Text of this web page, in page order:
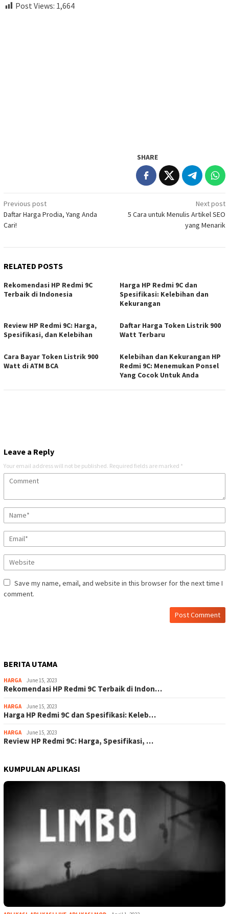
Post Views: 1,664
SHARE
Post
navigation
Previous post
Daftar Harga Prodia, Yang Anda
Cari!
Next post
5 Cara untuk Menulis Artikel SEO
yang Menarik
RELATED POSTS
Rekomendasi HP Redmi 9C
Terbaik di Indonesia
Harga HP Redmi 9C dan
Spesifikasi: Kelebihan dan
Kekurangan
Review HP Redmi 9C: Harga,
Spesifikasi, dan Kelebihan
Daftar Harga Token Listrik 900
Watt Terbaru
Cara Bayar Token Listrik 900
Watt di ATM BCA
Kelebihan dan Kekurangan HP
Redmi 9C: Menemukan Ponsel
Yang Cocok Untuk Anda
Leave a Reply
Your email address will not be published. Required fields are marked *
Save my name, email, and website in this browser for the next time I
comment.
BERITA UTAMA
HARGA June 15, 2023
Rekomendasi HP Redmi 9C Terbaik di Indon…
HARGA June 15, 2023
Harga HP Redmi 9C dan Spesifikasi: Keleb…
HARGA June 15, 2023
Review HP Redmi 9C: Harga, Spesifikasi, …
KUMPULAN APLIKASI